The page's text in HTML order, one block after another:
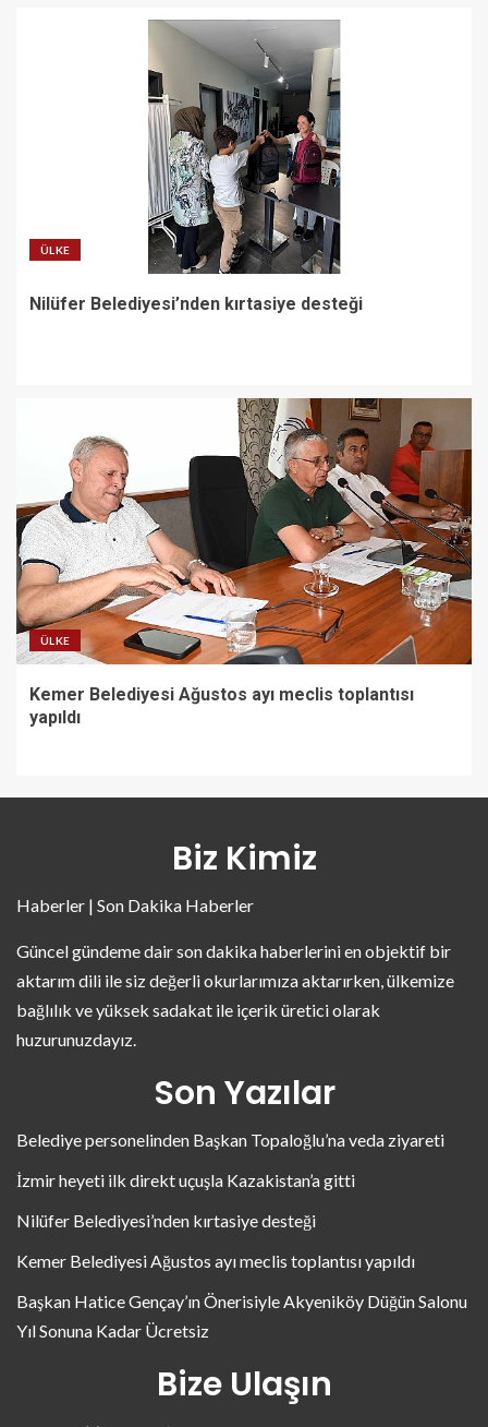
ÜLKE
Nilüfer Belediyesi’nden kırtasiye desteği
ÜLKE
Kemer Belediyesi Ağustos ayı meclis toplantısı
yapıldı
Biz Kimiz
Haberler | Son Dakika Haberler
Güncel gündeme dair son dakika haberlerini en objektif bir
aktarım dili ile siz değerli okurlarımıza aktarırken, ülkemize
bağlılık ve yüksek sadakat ile içerik üretici olarak
huzurunuzdayız.
Son Yazılar
Belediye personelinden Başkan Topaloğlu’na veda ziyareti
İzmir heyeti ilk direkt uçuşla Kazakistan’a gitti
Nilüfer Belediyesi’nden kırtasiye desteği
Kemer Belediyesi Ağustos ayı meclis toplantısı yapıldı
Başkan Hatice Gençay’ın Önerisiyle Akyeniköy Düğün Salonu
Yıl Sonuna Kadar Ücretsiz
Bize Ulaşın